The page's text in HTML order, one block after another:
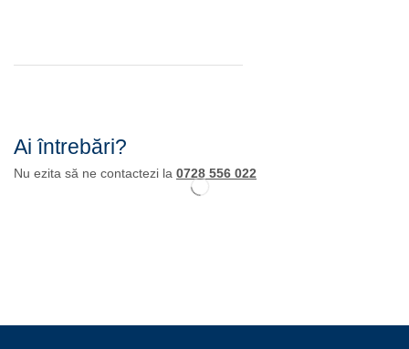
Ai întrebări?
Nu ezita să ne contactezi la 0728 556 022